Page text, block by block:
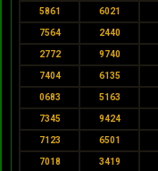
5861 6021
7564 2440
2772 9740
7404 6135
0683 5163
7345 9424
7123 6501
7018 3419